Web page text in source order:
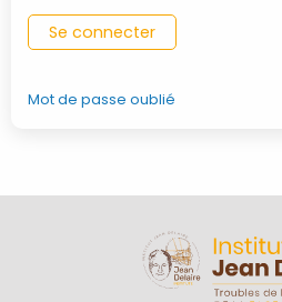
Mot de passe oublié